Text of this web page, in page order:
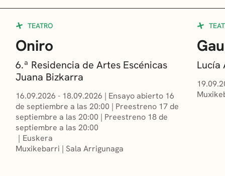
TEATRO
Oniro
6.ª Residencia de Artes Escénicas
Juana Bizkarra
16.09.2026 - 18.09.2026 | Ensayo abierto 16
de septiembre a las 20:00 | Preestreno 17 de
septiembre a las 20:00 | Preestreno 18 de
septiembre a las 20:00
Euskera
Muxikebarri | Sala Arrigunaga
Lucía